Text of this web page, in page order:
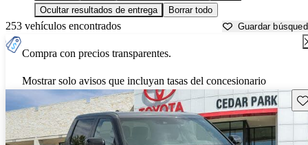
Ocultar resultados de entrega
Borrar todo
253 vehículos encontrados Guardar
Compra con precios transparentes.
Mostrar solo avisos que incluyan tasas del concesionario